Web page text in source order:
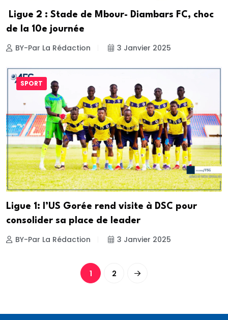
Ligue 2 : Stade de Mbour- Diambars FC, choc
de la 10e journée
BY-Par La Rédaction 3 Janvier 2025
SPORT
Ligue 1: l’US Gorée rend visite à DSC pour
consolider sa place de leader
BY-Par La Rédaction 3 Janvier 2025
1 2